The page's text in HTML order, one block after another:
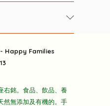
Happy Families
右銘。食品、飲品、養
然無添加及有機的。手